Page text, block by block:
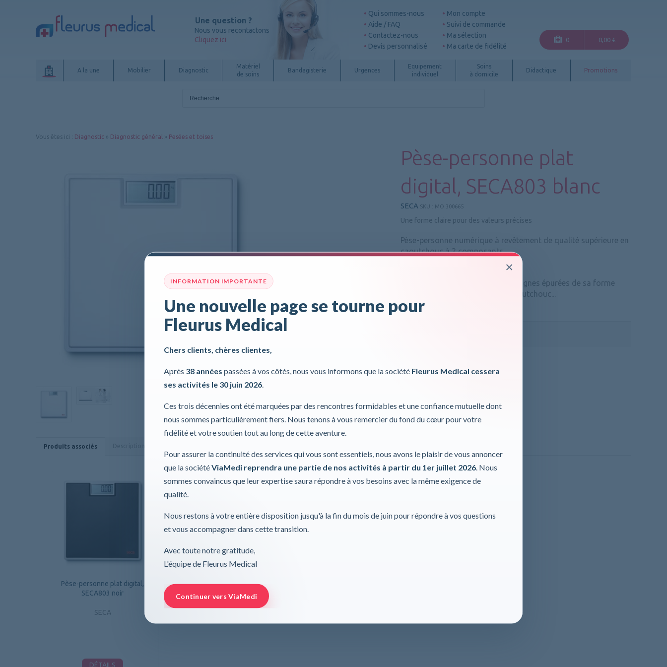
×
INFORMATION IMPORTANTE
Une nouvelle page se tourne pour
Fleurus Medical
Chers clients, chères clientes,
Après 38 années passées à vos côtés, nous vous informons que la société Fleurus Medical cessera
ses activités le 30 juin 2026
Ces trois décennies ont été marquées par des rencontres formidables et une confiance mutuelle dont
nous sommes particulièrement fiers. Nous tenons à vous remercier du fond du cœur pour votre
fidélité et votre soutien tout au long de cette aventure.
Pour assurer la continuité des services qui vous sont essentiels, nous avons le plaisir de vous annoncer
que la sociétéViaMedi reprendra une partie de nos activités à partir du 1er juillet 2026 . Nous
sommes convaincus que leur expertise saura répondre à vos besoins avec la même exigence de
qualité.
Nous restons à votre entière disposition jusqu'à la fin du mois de juin pour répondre à vos questions
et vous accompagner dans cette transition.
Avec toute notre gratitude,
L'équipe de Fleurus Medical
Continuer vers ViaMedi
Une question ?
Nous vous recontactons
Cliquez ici
Qui sommes-nous
Aide / FAQ
Contactez-nous
Devis personnalisé
Mon compte
Suivi de commande
Ma sélection
Ma carte de fidélité
0 0,00 €
A la une Mobilier Diagnostic
Matériel
de soins
Bandagisterie Urgences
Equipement
individuel
Soins
à domicile
Didactique Promotions
Vous êtes ici Diagnostic » Diagnostic général » Pesées et toises
Pèse-personne plat
digital, SECA803 blanc
SECA SKU : MO.300665
Une forme claire pour des valeurs précises
Pèse-personne numérique à revêtement de qualité supérieure en
caoutchouc à 2 composants.
Le modèle de base séduit par les lignes épurées de sa forme
classique et un revêtement en caoutchouc...
Pour plus d'informations, cliquer ici
Produits associés
Pèse-personne plat digital,
SECA803 noir
SECA
DÉTAILS